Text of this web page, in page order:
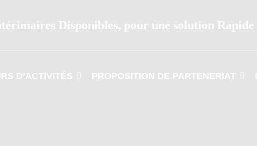
Disponibles, pour une solution Rapide
D’ACTIVITÉS PROPOSITION DE PARTENERIAT